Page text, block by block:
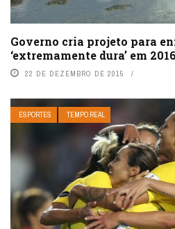
Governo cria projeto para
‘extremamente dura’ em
22 DE DEZEMBRO DE 2015
ESPORTES TEMPO REAL